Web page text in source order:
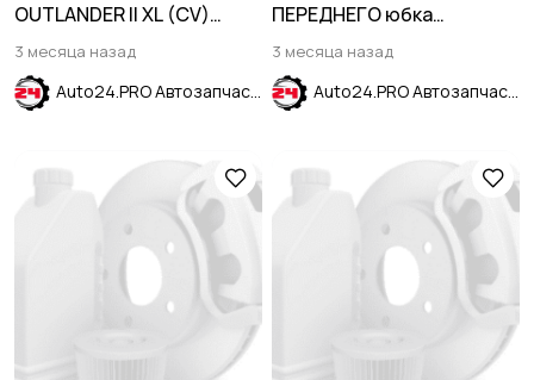
OUTLANDER II XL (CV)
2006-2010
3 месяца назад
Auto24.PRO Автозапчасти
ПЕРЕДНЕГО юбка
CHEVROLET TRAX 2017-
BUICK ENCORE 2016-2023
3 месяца назад
Auto24.PRO Автозапчасти